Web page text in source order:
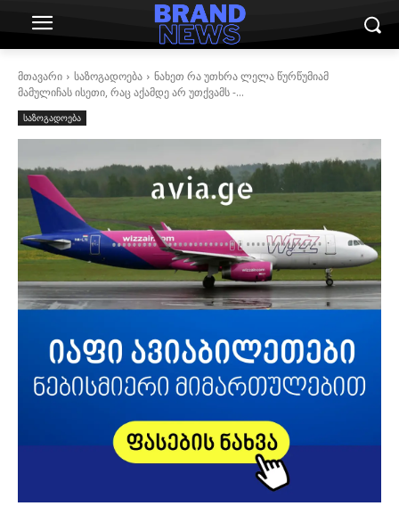
მთავარი საზოგადოება
ნახეთ რა უთხრა ლელა წურწუმიამ
მამულიჩას ისეთი, რაც აქამდე არ უთქვამს -...
საზოგადოება